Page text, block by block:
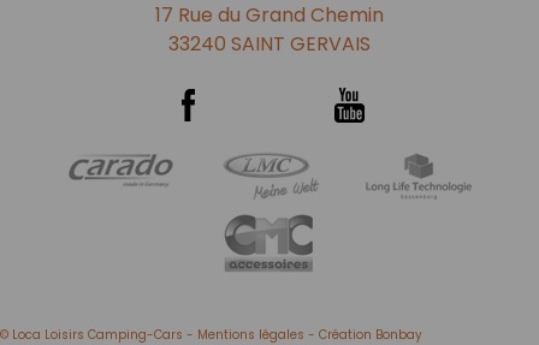
17 Rue du Grand Chemin
33240 SAINT GERVAIS
© Loca Loisirs Camping-Cars - Mentions légales - Création Bonbay